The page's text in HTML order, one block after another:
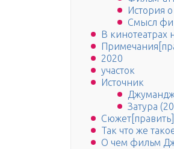
История
Смысл
В кинотеатрах
2020
участок
Источник
Затура
Сюжет[править]
Так что же
О чем фильм